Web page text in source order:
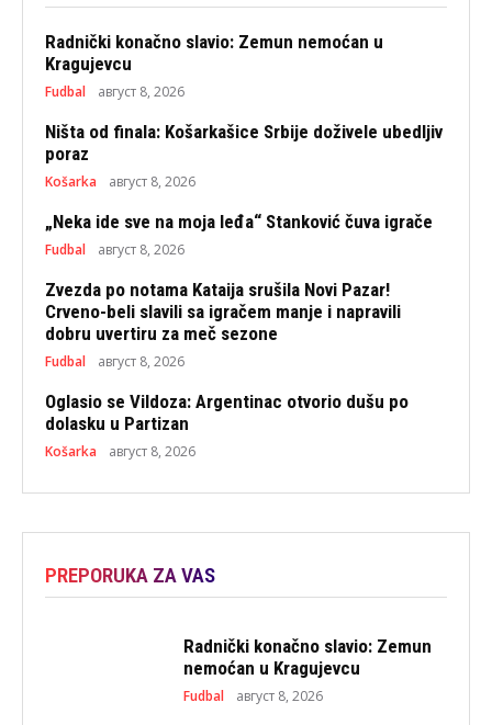
Radnički konačno slavio: Zemun nemoćan u
Kragujevcu
Fudbal август 8, 2026
Ništa od finala: Košarkašice Srbije doživele ubedljiv
poraz
Košarka август 8, 2026
„Neka ide sve na moja leđa“ Stanković čuva igrače
Fudbal август 8, 2026
Zvezda po notama Kataija srušila Novi Pazar!
Crveno-beli slavili sa igračem manje i napravili
dobru uvertiru za meč sezone
Fudbal август 8, 2026
Oglasio se Vildoza: Argentinac otvorio dušu po
dolasku u Partizan
Košarka август 8, 2026
PREPORUKA ZA VAS
Radnički konačno slavio: Zemun
nemoćan u Kragujevcu
Fudbal август 8, 2026